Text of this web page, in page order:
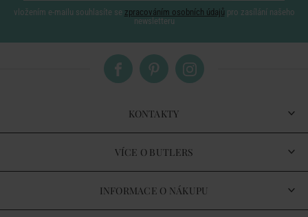
vložením e-mailu souhlasíte se zpracováním osobních údajů pro zasílání našeho
newsletteru
KONTAKTY
VÍCE O BUTLERS
INFORMACE O NÁKUPU